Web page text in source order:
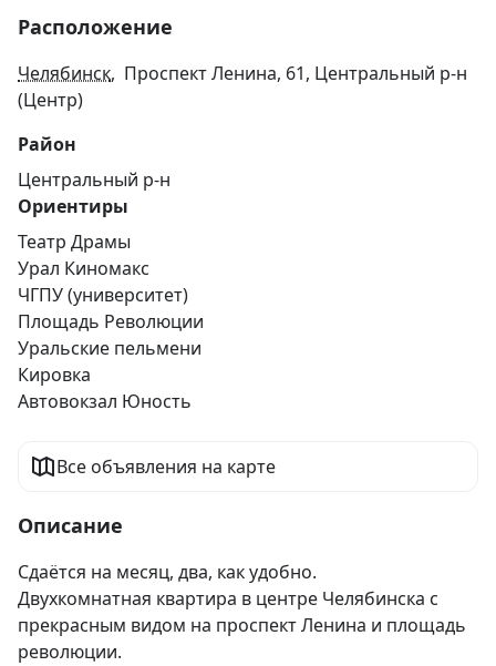
Расположение
Челябинск, Проспект Ленина, 61, Центральный р-н
(Центр)
Район
Центральный р-н
Ориентиры
Театр Драмы
Урал Киномакс
ЧГПУ (университет)
Площадь Революции
Уральские пельмени
Кировка
Автовокзал Юность
Все объявления на карте
Описание
Сдаётся на месяц, два, как удобно.
Двухкомнатная квартира в центре Челябинска с
прекрасным видом на проспект Ленина и площадь
революции.